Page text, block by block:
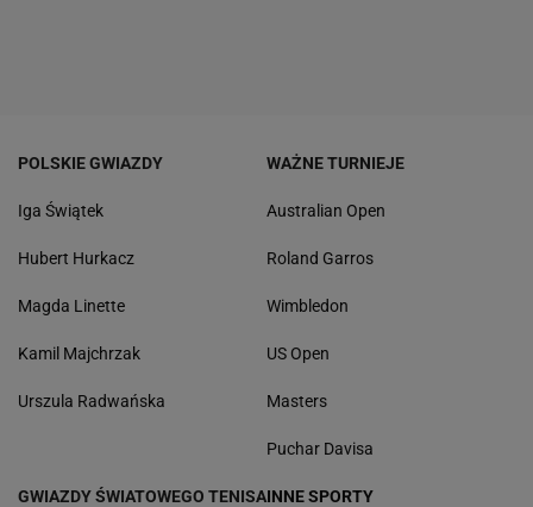
POLSKIE GWIAZDY
Iga Świątek
Hubert Hurkacz
Magda Linette
Kamil Majchrzak
Urszula Radwańska
WAŻNE TURNIEJE
Australian Open
Roland Garros
Wimbledon
US Open
Masters
Puchar Davisa
GWIAZDY ŚWIATOWEGO TENISAINNE SPORTY